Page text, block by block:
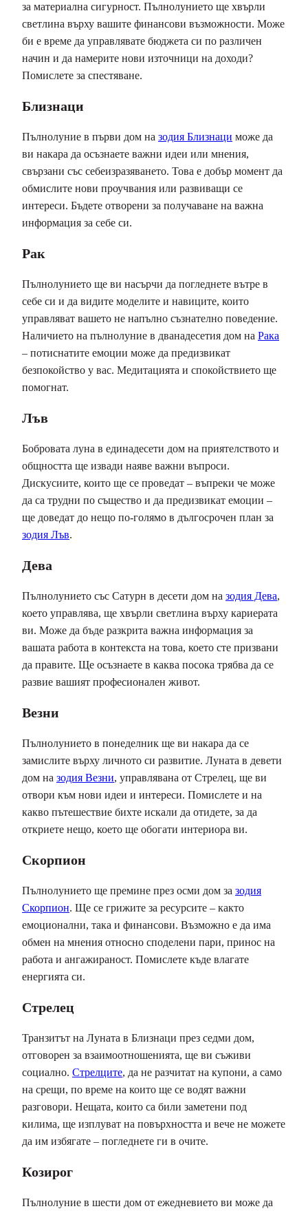
за материална сигурност. Пълнолунието ще хвърли
светлина върху вашите финансови възможности. Може
би е време да управлявате бюджета си по различен
начин и да намерите нови източници на доходи?
Помислете за спестяване.
Близнаци
Пълнолуние в първи дом на зодия Близнаци може да
ви накара да осъзнаете важни идеи или мнения,
свързани със себеизразяването. Това е добър момент да
обмислите нови проучвания или развиващи се
интереси. Бъдете отворени за получаване на важна
информация за себе си.
Рак
Пълнолунието ще ви насърчи да погледнете вътре в
себе си и да видите моделите и навиците, които
управляват вашето не напълно съзнателно поведение.
Наличието на пълнолуние в дванадесетия дом на Рака
– потиснатите емоции може да предизвикат
безпокойство у вас. Медитацията и спокойствието ще
помогнат.
Лъв
Бобровата луна в единадесети дом на приятелството и
общността ще извади наяве важни въпроси.
Дискусиите, които ще се проведат – въпреки че може
да са трудни по същество и да предизвикат емоции –
ще доведат до нещо по-голямо в дългосрочен план за
зодия Лъв.
Дева
Пълнолунието със Сатурн в десети дом на зодия Дева,
което управлява, ще хвърли светлина върху кариерата
ви. Може да бъде разкрита важна информация за
вашата работа в контекста на това, което сте призвани
да правите. Ще осъзнаете в каква посока трябва да се
развие вашият професионален живот.
Везни
Пълнолунието в понеделник ще ви накара да се
замислите върху личното си развитие. Луната в девети
дом на зодия Везни, управлявана от Стрелец, ще ви
отвори към нови идеи и интереси. Помислете и на
какво пътешествие бихте искали да отидете, за да
откриете нещо, което ще обогати интериора ви.
Скорпион
Пълнолунието ще премине през осми дом за зодия
Скорпион. Ще се грижите за ресурсите – както
емоционални, така и финансови. Възможно е да има
обмен на мнения относно споделени пари, принос на
работа и ангажираност. Помислете къде влагате
енергията си.
Стрелец
Транзитът на Луната в Близнаци през седми дом,
отговорен за взаимоотношенията, ще ви съживи
социално. Стрелците, да не разчитат на купони, а само
на срещи, по време на които ще се водят важни
разговори. Нещата, които са били заметени под
килима, ще изплуват на повърхността и вече не можете
да им избягате – погледнете ги в очите.
Козирог
Пълнолуние в шести дом от ежедневието ви може да